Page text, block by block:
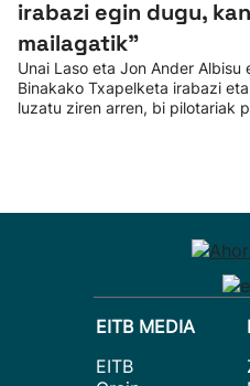
irabazi egin dugu,
mailagatik”
Unai Laso eta Jon Ander
Binakako Txapelketa irabazi
luzatu ziren arren, bi pilotariak
EITB MEDIA
EITB